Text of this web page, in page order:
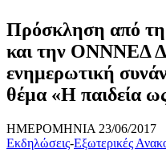
Πρόσκληση από
και την ΟΝΝΝΕΔ
ενημερωτική
θέμα «Η παιδεία
ΗΜΕΡΟΜΗΝΙΑ 23/06/2017
Εκδηλώσεις-Εξωτερικές